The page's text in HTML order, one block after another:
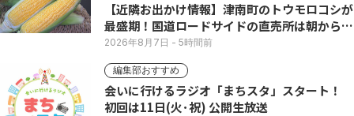
【近隣お出かけ情報】津南町のトウモロコシが
最盛期！国道ロードサイドの直売所は朝から長
い列
2026年8月7日 - 5時間前
編集部おすすめ
会いに行けるラジオ「まちスタ」スタート！
初回は11日(火･祝) 公開生放送